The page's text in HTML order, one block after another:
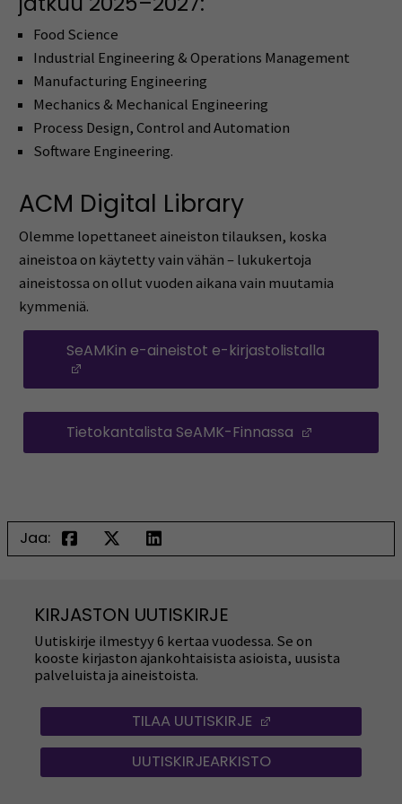
Food Science
Industrial Engineering & Operations Management
Manufacturing Engineering
Mechanics & Mechanical Engineering
Process Design, Control and Automation
Software Engineering.
ACM Digital Library
Olemme lopettaneet aineiston tilauksen, koska
aineistoa on käytetty vain vähän – lukukertoja
aineistossa on ollut vuoden aikana vain muutamia
kymmeniä.
SeAMKin e-aineistot e-kirjastolistalla
Tietokantalista SeAMK-Finnassa
Jaa:
KIRJASTON UUTISKIRJE
Uutiskirje ilmestyy 6 kertaa vuodessa. Se on
kooste kirjaston ajankohtaisista asioista, uusista
palveluista ja aineistoista.
TILAA UUTISKIRJE
(OPENS IN A NEW
UUTISKIRJEARKISTO